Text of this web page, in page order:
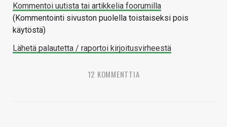
Kommentoi uutista tai artikkelia foorumilla
(Kommentointi sivuston puolella toistaiseksi pois
käytöstä)
Lähetä palautetta / raportoi kirjoitusvirheestä
12 KOMMENTTIA